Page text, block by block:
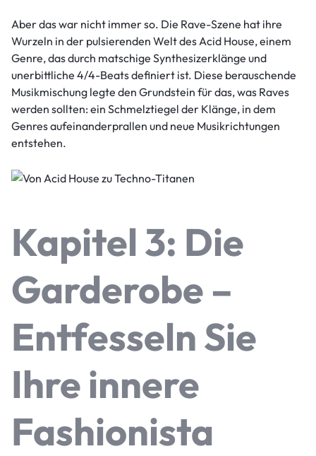
Aber das war nicht immer so. Die Rave-Szene hat ihre
Wurzeln in der pulsierenden Welt des Acid House, einem
Genre, das durch matschige Synthesizerklänge und
unerbittliche 4/4-Beats definiert ist. Diese berauschende
Musikmischung legte den Grundstein für das, was Raves
werden sollten: ein Schmelztiegel der Klänge, in dem
Genres aufeinanderprallen und neue Musikrichtungen
entstehen.
Kapitel 3: Die
Garderobe –
Entfesseln Sie
Ihre innere
Fashionista